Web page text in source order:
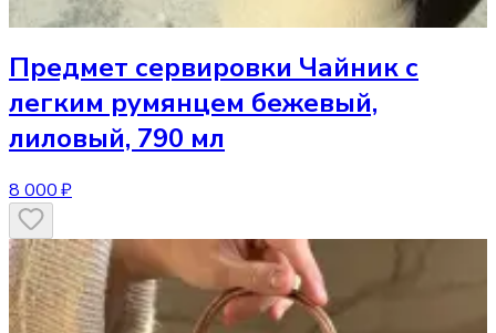
Предмет сервировки Чайник с
легким румянцем бежевый,
лиловый, 790 мл
8 000 ₽